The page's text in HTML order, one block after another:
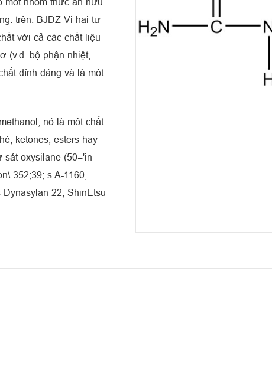
trên: BJDZ Vị hai tự
với cả các chất liệu
(v.d. bộ phận nhiệt,
dính dáng và là một
nó là một chất
ketones, esters hay
sát oxysilane (50='in
352;39; s A-1160,
22, ShinEtsu